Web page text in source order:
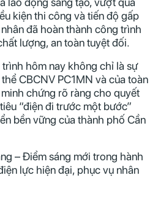
kiện thi công và tiến độ gấp
đã hoàn thành công trình
lượng, an toàn tuyệt đối.
hôm nay không chỉ là sự
CBCNV PC1MN và của toàn
chứng rõ ràng cho quyết
“điện đi trước một bước”
bền vững của thành phố Cần
– Điểm sáng mới trong hành
lực hiện đại, phục vụ nhân